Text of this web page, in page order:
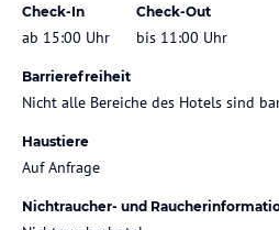
Check-In
ab 15:00 Uhr
Check-Out
bis 11:00 Uhr
Barrierefreiheit
Nicht alle Bereiche des Hotels sind
Haustiere
Auf Anfrage
Nichtraucher- und